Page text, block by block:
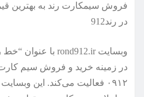
فروش سیمكارت رند به بهترین
در رند912
در زمینه خرید و فروش سیم
۰۹۱۲ فعالیت می‌کند. این